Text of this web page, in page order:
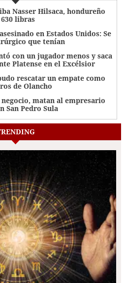
Nasser Hilsaca, hondureño
libras
en Estados Unidos: Se
que tenían
con un jugador menos y saca
Platense en el Excélsior
rescatar un empate como
de Olancho
matan al empresario
San Pedro Sula